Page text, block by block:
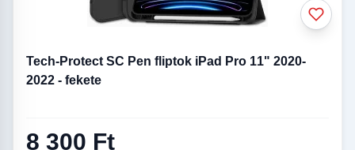
Tech-Protect SC Pen fliptok iPad Pro 11" 2020-
2022 - fekete
8 300 Ft